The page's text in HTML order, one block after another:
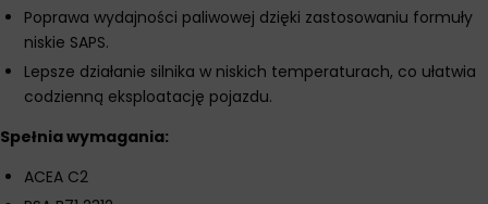
Poprawa wydajności paliwowej dzięki zastosowaniu formuły
niskie SAPS.
Lepsze działanie silnika w niskich temperaturach, co ułatwia
codzienną eksploatację pojazdu.
Spełnia wymagania:
ACEA C2